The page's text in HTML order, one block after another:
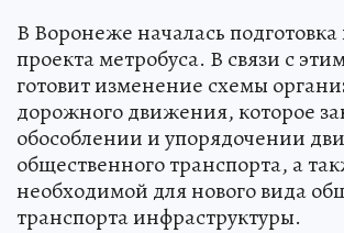
В Воронеже началась
проекта метробуса. В связи с
готовит изменение схемы
дорожного движения, которое
обособлении и упорядочении
общественного транспорта, а
необходимой для нового вида
транспорта инфраструктуры.